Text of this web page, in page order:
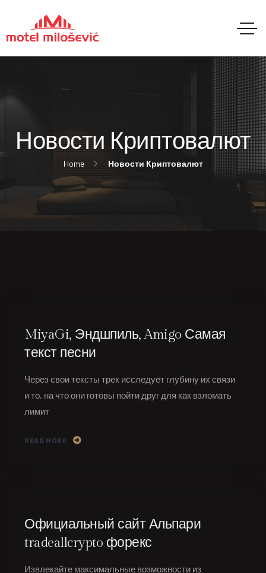
Новости Криптовалют
Home Новости Криптовалют
MiyaGi, Эндшпиль, Amigo Самая
текст песни
Через свои тексты трек исследует глубину их связи
и то, на что они готовы пойти друг для как взломать
лимит
READ MORE
Официальный сайт Альпари
tradeallcrypto форекс
Извлекайте максимальные возможности из